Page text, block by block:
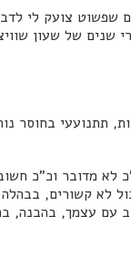
שפשוט צועק לי
של שעון
יותר, או קצת פחות,
מדובר וכ"כ
לא קשורים,
עם עצמך, בהבנה,